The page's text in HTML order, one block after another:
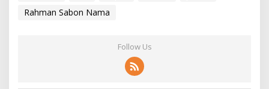
Rahman Sabon Nama
Follow Us